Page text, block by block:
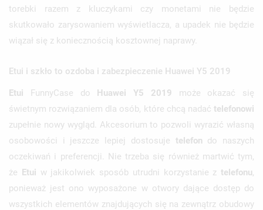
torebki razem z kluczykami czy monetami nie będzie
skutkowało zarysowaniem wyświetlacza, a upadek nie będzie
wiązał się z koniecznością kosztownej naprawy.
Etui i szkło to ozdoba i zabezpieczenie Huawei Y5 2019
Etui FunnyCase do Huawei Y5 2019 może okazać się
świetnym rozwiązaniem dla osób, które chcą nadać telefonowi
zupełnie nowy wygląd. Akcesorium to pozwoli wyrazić własną
osobowości i jeszcze lepiej dostosuje telefon do naszych
oczekiwań i preferencji. Nie trzeba się również martwić tym,
że Etui w jakikolwiek sposób utrudni korzystanie z telefonu,
ponieważ jest ono wyposażone w otwory dające dostęp do
wszystkich elementów znajdujących się na zewnątrz obudowy